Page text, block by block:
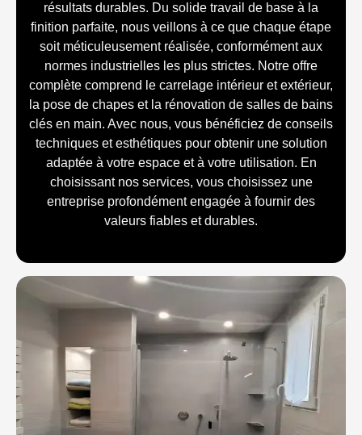
résultats durables. Du solide travail de base à la
finition parfaite, nous veillons à ce que chaque étape
soit méticuleusement réalisée, conformément aux
normes industrielles les plus strictes. Notre offre
complète comprend le carrelage intérieur et extérieur,
la pose de chapes et la rénovation de salles de bains
clés en main. Avec nous, vous bénéficiez de conseils
techniques et esthétiques pour obtenir une solution
adaptée à votre espace et à votre utilisation. En
choisissant nos services, vous choisissez une
entreprise profondément engagée à fournir des
valeurs fiables et durables.